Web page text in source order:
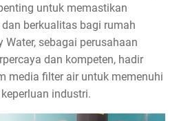
untuk memastikan
berkualitas bagi rumah
sebagai perusahaan
dan kompeten, hadir
media filter air untuk memenuhi
industri.